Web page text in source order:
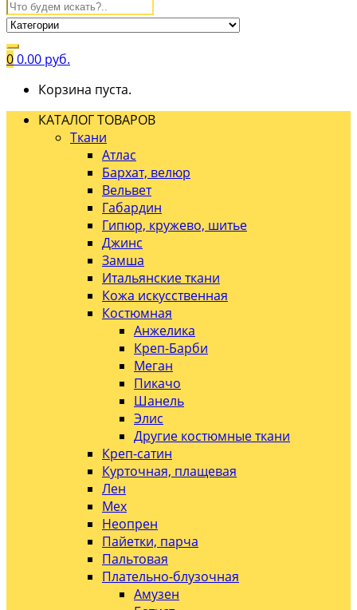
00.00 руб.
Корзина пуста.
КАТАЛОГ ТОВАРОВ
Ткани
Атлас
Бархат, велюр
Вельвет
Габардин
Гипюр, кружево, шитье
Джинс
Замша
Итальянские ткани
Кожа искусственная
Костюмная
Анжелика
Креп-Барби
Меган
Пикачо
Шанель
Элис
Другие костюмные ткани
Креп-сатин
Курточная, плащевая
Лен
Мех
Неопрен
Пайетки, парча
Пальтовая
Плательно-блузочная
Амузен